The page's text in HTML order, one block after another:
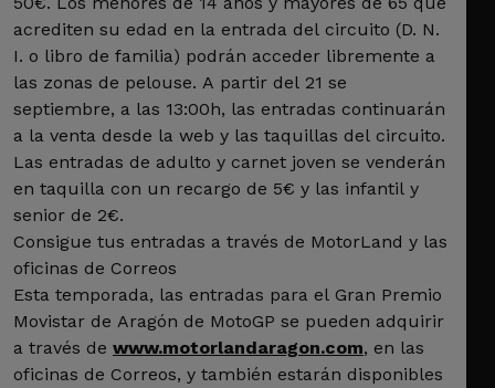
acrediten su edad en la entrada del circuito (D. N.
I. o libro de familia) podrán acceder libremente a
las zonas de pelouse. A partir del 21 se
septiembre, a las 13:00h, las entradas continuarán
a la venta desde la web y las taquillas del circuito.
Las entradas de adulto y carnet joven se venderán
en taquilla con un recargo de 5€ y las infantil y
senior de 2€.
Consigue tus entradas a través de MotorLand y las
oficinas de Correos
Esta temporada, las entradas para el Gran Premio
Movistar de Aragón de MotoGP se pueden adquirir
a través de www.motorlandaragon.com, en las
oficinas de Correos, y también estarán disponibles